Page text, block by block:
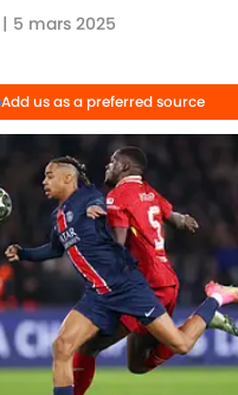
| 5 mars 2025
Add us as a preferred source